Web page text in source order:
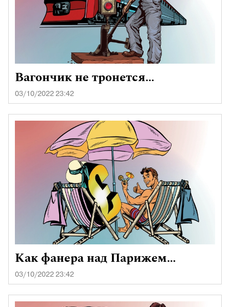
Вагончик не тронется…
03/10/2022 23:42
Как фанера над Парижем…
03/10/2022 23:42